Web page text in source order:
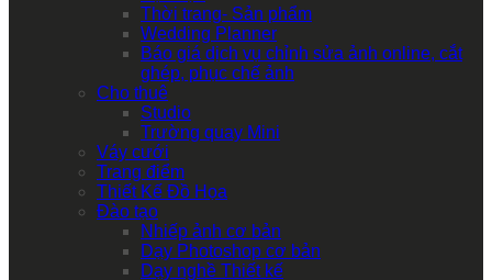
Thời trang- Sản phẩm
Wedding Planner
Báo giá dịch vụ chỉnh sửa ảnh online, cắt
ghép, phục chế ảnh
Cho thuê
Studio
Trường quay Mini
Váy cưới
Trang điểm
Thiết Kế Đồ Họa
Đào tạo
Nhiếp ảnh cơ bản
Dạy Photoshop cơ bản
Dạy nghề Thiết kế